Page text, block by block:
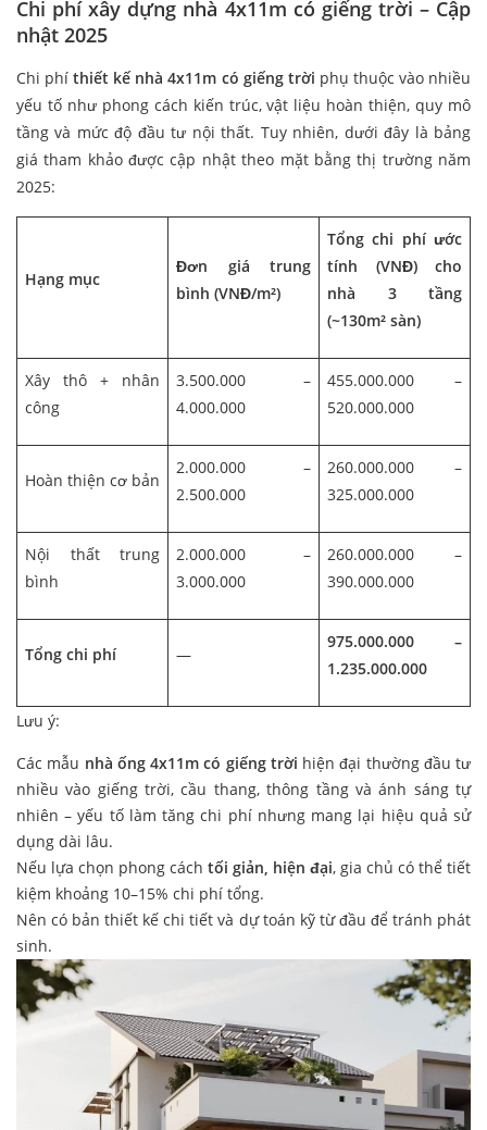
Chi phí xây dựng nhà 4x11m có giếng trời – Cập
nhật 2025
Chi phíthiết kế nhà 4x11m có giếng trời phụ thuộc vào nhiều
yếu tố như phong cách kiến trúc, vật liệu hoàn thiện, quy mô
tầng và mức độ đầu tư nội thất. Tuy nhiên, dưới đây là bảng
giá tham khảo được cập nhật theo mặt bằng thị trường năm
2025:
Hạng mục
Đơn giá trung
bình (VNĐ/m²)
Tổng chi phí ước
tính (VNĐ) cho
nhà 3 tầng
(~130m² sàn)
Xây thô + nhân
công
3.500.000 –
4.000.000
455.000.000 –
520.000.000
Hoàn thiện cơ bản
2.000.000 –
2.500.000
260.000.000 –
325.000.000
Nội thất trung
bình
2.000.000 –
3.000.000
260.000.000 –
390.000.000
Tổng chi phí —
975.000.000 –
1.235.000.000
Lưu ý:
Các mẫu nhà ống 4x11m có giếng trời hiện đại thường đầu tư
nhiều vào giếng trời, cầu thang, thông tầng và ánh sáng tự
nhiên – yếu tố làm tăng chi phí nhưng mang lại hiệu quả sử
dụng dài lâu.
Nếu lựa chọn phong cách tối giản, hiện đại, gia chủ có thể tiết
kiệm khoảng 10–15% chi phí tổng.
Nên có bản thiết kế chi tiết và dự toán kỹ từ đầu để tránh phát
sinh.